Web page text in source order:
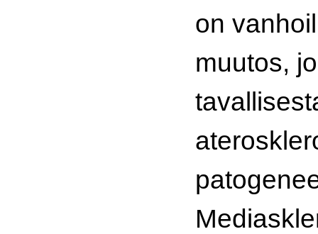
on
muutos,